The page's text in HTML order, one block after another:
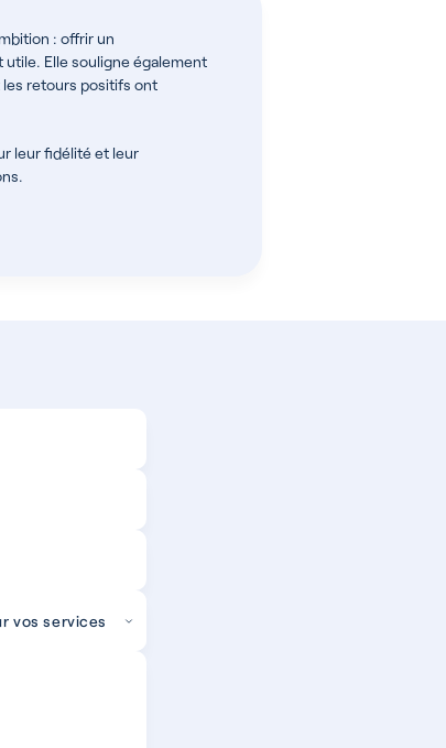
: offrir un
Elle souligne également
retours positifs ont
leur fidélité et leur
vos services